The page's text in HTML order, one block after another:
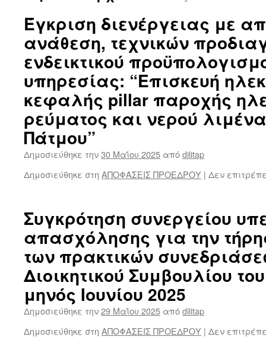
Έγκριση διενέργειας με
ανάθεση, τεχνικών
ενδεικτικού
υπηρεσίας: “Επισκευή
κεφαλής pillar παροχής
ρεύματος και νερού
Πάτμου”
Δημοσιεύθηκε την30 Μαΐου 2025 απόdilitap
Δημοσιεύθηκε στη ΑΠΟΦΑΣΕΙΣ ΠΡΟΕΔΡΟΥ | Δεν
Συγκρότηση συνεργείου
απασχόλησης για την
των πρακτικών
Διοικητικού Συμβουλίου
μηνός Ιουνίου 2025
Δημοσιεύθηκε την29 Μαΐου 2025 απόdilitap
Δημοσιεύθηκε στη ΑΠΟΦΑΣΕΙΣ ΠΡΟΕΔΡΟΥ | Δεν